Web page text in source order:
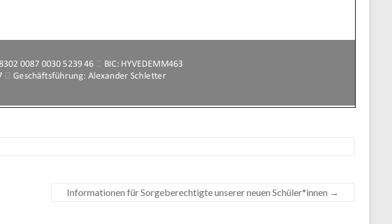
Informationen für Sorgeberechtigte unserer neuen Schüler*innen →